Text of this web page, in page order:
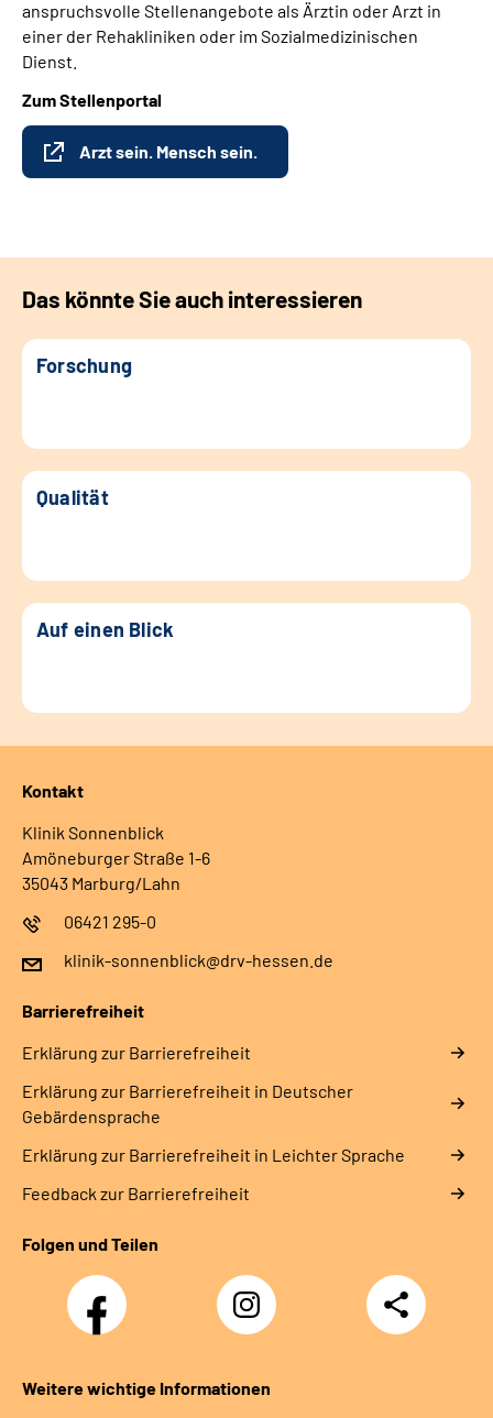
anspruchsvolle Stellenangebote als Ärztin oder Arzt in
einer der Rehakliniken oder im Sozialmedizinischen
Dienst.
Zum Stellenportal
Arzt sein. Mensch sein.
Das könnte Sie auch interessieren
Forschung
Qualität
Auf einen Blick
Kontakt
Klinik Sonnenblick
Amöneburger Straße 1-6
35043 Marburg/Lahn
06421 295-0
klinik-sonnenblick@drv-hessen.de
Barrierefreiheit
Erklärung zur Barrierefreiheit
Erklärung zur Barrierefreiheit in Deutscher
Gebärdensprache
Erklärung zur Barrierefreiheit in Leichter Sprache
Feedback zur Barrierefreiheit
Folgen und Teilen
Facebook
Klinik
Sonnenblick
Instagram
Klinik
Sonnenblick
Teilen
Weitere wichtige Informationen